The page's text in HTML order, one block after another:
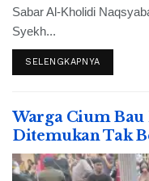
Sabar Al-Kholidi
Syekh...
SELENGKAPNYA
Warga Cium
Ditemukan Tak